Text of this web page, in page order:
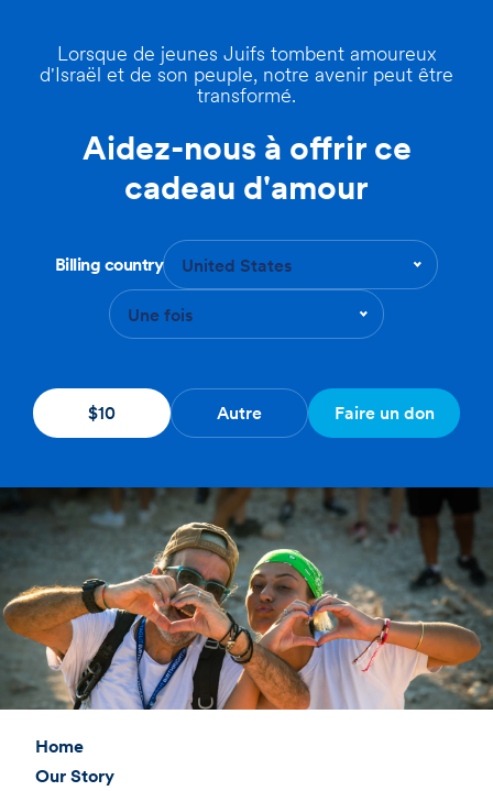
Lorsque de jeunes Juifs tombent amoureux
d'Israël et de son peuple, notre avenir peut être
transformé.
Aidez-nous à offrir ce
cadeau d'amour
Billing country United States
Une fois
$10 Autre Faire un don
Home
Our Story